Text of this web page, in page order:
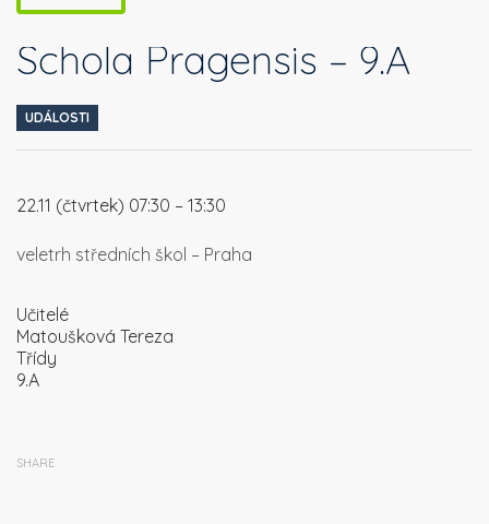
Schola Pragensis – 9.A
UDÁLOSTI
22.11 (čtvrtek) 07:30 – 13:30
veletrh středních škol – Praha
Učitelé
Matoušková Tereza
Třídy
9.A
SHARE